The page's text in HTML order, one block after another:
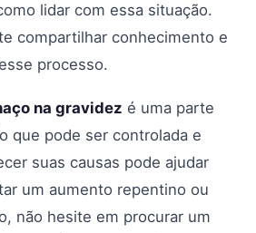
lidar com essa situação.
compartilhar conhecimento e
processo.
na gravidez é uma parte
que pode ser controlada e
suas causas pode ajudar
um aumento repentino ou
não hesite em procurar um